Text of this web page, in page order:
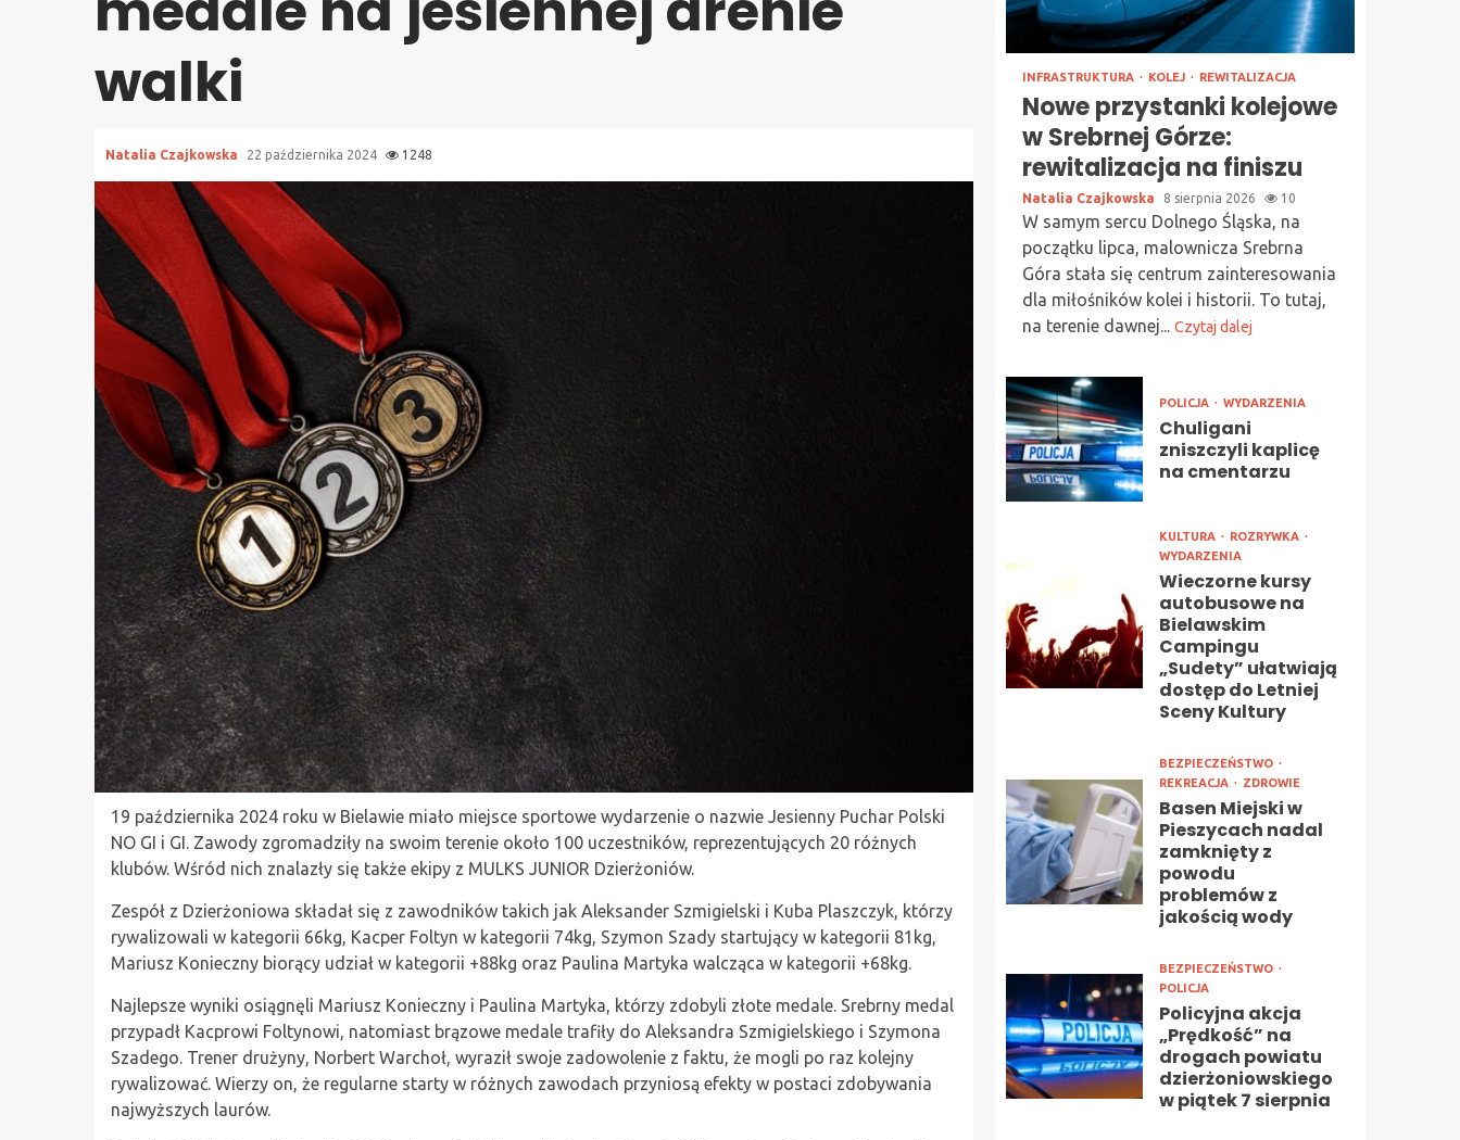
walki
Natalia Czajkowska 22 października 2024 1248
19 października 2024 roku w Bielawie miało miejsce sportowe wydarzenie o nazwie Jesienny Puchar Polski
NO GI i GI. Zawody zgromadziły na swoim terenie około 100 uczestników, reprezentujących 20 różnych
klubów. Wśród nich znalazły się także ekipy z MULKS JUNIOR Dzierżoniów.
Zespół z Dzierżoniowa składał się z zawodników takich jak Aleksander Szmigielski i Kuba Plaszczyk, którzy
rywalizowali w kategorii 66kg, Kacper Foltyn w kategorii 74kg, Szymon Szady startujący w kategorii 81kg,
Mariusz Konieczny biorący udział w kategorii +88kg oraz Paulina Martyka walcząca w kategorii +68kg.
Najlepsze wyniki osiągnęli Mariusz Konieczny i Paulina Martyka, którzy zdobyli złote medale. Srebrny medal
przypadł Kacprowi Foltynowi, natomiast brązowe medale trafiły do Aleksandra Szmigielskiego i Szymona
Szadego. Trener drużyny, Norbert Warchoł, wyraził swoje zadowolenie z faktu, że mogli po raz kolejny
rywalizować. Wierzy on, że regularne starty w różnych zawodach przyniosą efekty w postaci zdobywania
najwyższych laurów.
INFRASTRUKTURA KOLEJ REWITALIZACJA
Nowe przystanki kolejowe
w Srebrnej Górze:
rewitalizacja na finiszu
Natalia Czajkowska 8 sierpnia 2026 10
W samym sercu Dolnego Śląska, na
początku lipca, malownicza Srebrna
Góra stała się centrum zainteresowania
dla miłośników kolei i historii. To tutaj,
na terenie dawnej... Czytaj dalej
POLICJA WYDARZENIA
Chuligani
zniszczyli kaplicę
na cmentarzu
KULTURA
ROZRYWKA
WYDARZENIA
Wieczorne kursy
autobusowe na
Bielawskim
Campingu
„Sudety” ułatwiają
dostęp do Letniej
Sceny Kultury
BEZPIECZEŃSTWO
REKREACJA
ZDROWIE
Basen Miejski w
Pieszycach nadal
zamknięty z
powodu
problemów z
jakością wody
BEZPIECZEŃSTWO
POLICJA
Policyjna akcja
„Prędkość” na
drogach powiatu
dzierżoniowskiego
w piątek 7 sierpnia